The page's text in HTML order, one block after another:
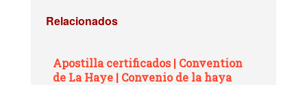
Relacionados
Apostilla certificados | Convention
de La Haye | Convenio de la haya